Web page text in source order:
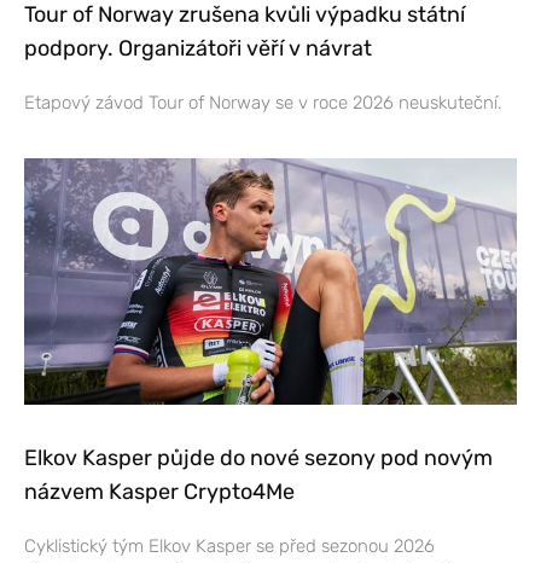
Tour of Norway zrušena kvůli výpadku státní
podpory. Organizátoři věří v návrat
Etapový závod Tour of Norway se v roce 2026 neuskuteční.
Elkov Kasper půjde do nové sezony pod novým
názvem Kasper Crypto4Me
Cyklistický tým Elkov Kasper se před sezonou 2026